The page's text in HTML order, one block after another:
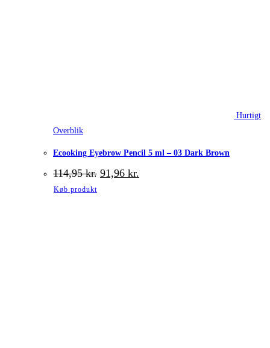
Hurtigt
Overblik
Ecooking Eyebrow Pencil 5 ml – 03 Dark Brown
114,95kr. Den
oprindelige
91,96 kr.
aktuelle
Køb produkt